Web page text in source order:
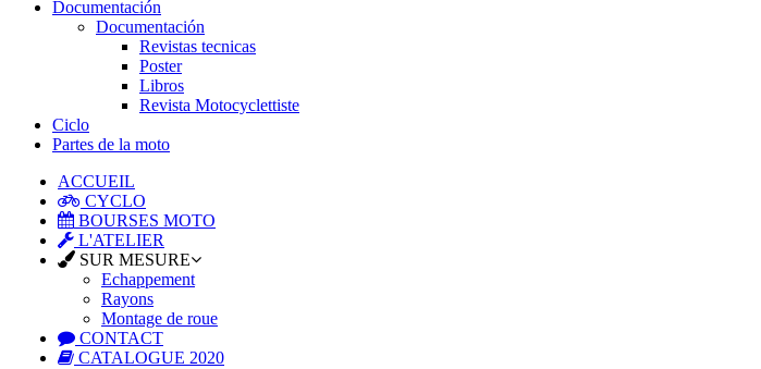
Documentación
Documentación
Revistas tecnicas
Poster
Libros
Revista Motocyclettiste
Ciclo
Partes de la moto
ACCUEIL
CYCLO
BOURSES MOTO
L'ATELIER
SUR MESURE
Echappement
Rayons
Montage de roue
CONTACT
CATALOGUE 2020